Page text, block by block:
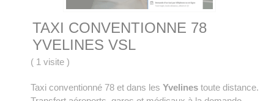
TAXI CONVENTIONNE 78
YVELINES VSL
( 1 visite)
Taxi conventionné 78 et dans lesYvelines toute distance.